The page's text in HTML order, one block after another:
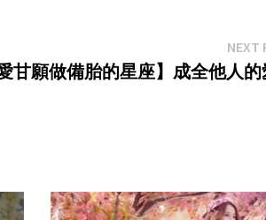
NEXT
愛甘願做備胎的星座】成全他人